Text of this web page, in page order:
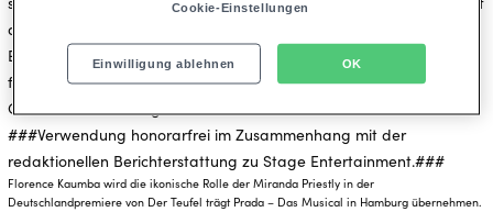
Florence Kaumba wird die ikonische Rolle der Miranda Priestly in der
Deutschlandpremiere von Der Teufel trägt Prada – Das Musical in Hamburg übernehmen.
Cookie-Einstellungen
Einwilligung ablehnen OK